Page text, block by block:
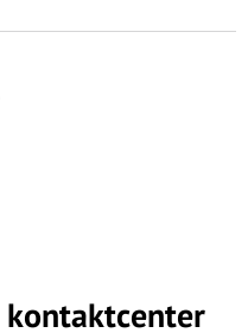
kontaktcenter